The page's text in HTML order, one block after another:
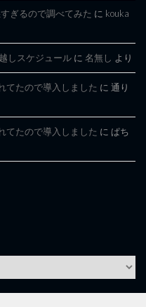
ぎるので調べてみた に kouka
しスケジュール に 名無し より
てたので導入しました に 通り
てたので導入しました に ぱち